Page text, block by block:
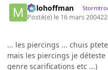
milohoffman
Posté(e) le 16 mars 2004
... les piercings ... chuis
mais les piercings je
genre scarifications etc ...)